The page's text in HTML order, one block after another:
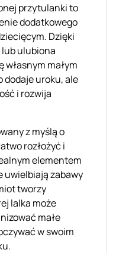
przytulanki to
dodatkowego
Dzięki
ulubiona
małym
dodaje uroku, ale
i rozwija
z myślą o
rozłożyć i
elementem
uwielbiają zabawy
tworzy
lalka może
małe
w swoim